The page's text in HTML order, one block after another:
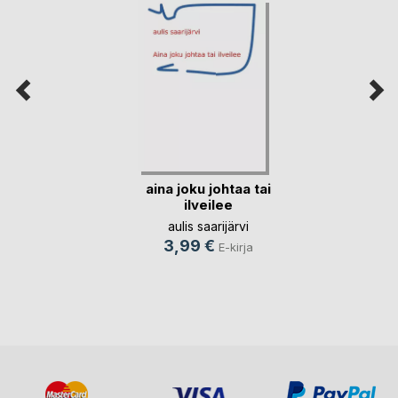
aina joku johtaa tai
ilveilee
aulis saarijärvi
3,99 € E-kirja